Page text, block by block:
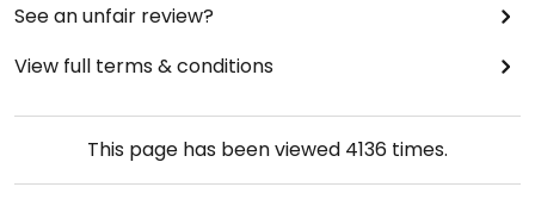
See an unfair review?
View full terms & conditions
This page has been viewed 4136 times.